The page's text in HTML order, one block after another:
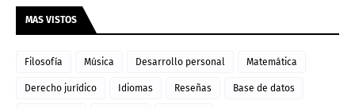
MAS VISTOS
Filosofía Música Desarrollo personal Matemática
Derecho jurídico Idiomas Reseñas Base de datos